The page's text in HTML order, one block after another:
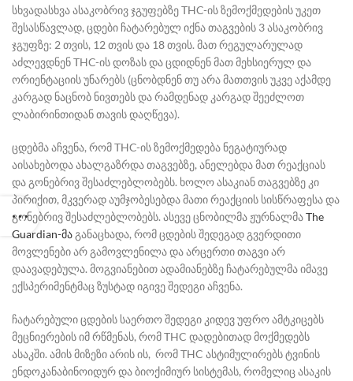
სხვადასხვა ასაკობრივ ჯგუფებზე THC-ის ზემოქმედების უკეთ
შესასწავლად, ცდები ჩატარებულ იქნა თაგვების 3 ასაკობრივ
ჯგუფზე: 2 თვის, 12 თვის და 18 თვის. მათ რეგულარულად
აძლევდნენ THC-ის დოზას და ცდიდნენ მათ მეხსიერულ და
ორიენტაციის უნარებს (ცნობდნენ თუ არა მათთვის უკვე აქამდე
კარგად ნაცნობ ნივთებს და რამდენად კარგად შეეძლოთ
ლაბირინთიდან თავის დაღწევა).
ცდებმა აჩვენა, რომ THC-ის ზემოქმედება ნეგატიურად
აისახებოდა ახალგაზრდა თაგვებზე, ანელებდა მათ რეაქციას
და გონებრივ შესაძლებლობებს. ხოლო ასაკიან თაგვებზე კი
პირიქით, მკვერად აუმჯობესებდა მათი რეაქციის სისწრაფესა და
გონებრივ შესაძლებლობებს. ასევე ცნობილმა ჟურნალმაThe
Guardian-მაგანაცხადა, რომ ცდების შედეგად გვერდითი
მოვლენები არ გამოვლენილა და არცერთი თაგვი არ
დაავადებულა. მოგვიანებით ადამიანებზე ჩატარებულმა იმავე
ექსპერიმენტმაც ზუსტად იგივე შედეგი აჩვენა.
ჩატარებული ცდების საერთო შედეგი კიდევ უფრო ამტკიცებს
მეცნიერების იმ რწმენას, რომ THC დადებითად მოქმედებს
ასაკში. ამის მიზეზი არის ის, რომ THC ასტიმულირებს ტვინის
ენდოკანაბინოიდურ და ბიოქიმიურ სისტემას, რომელიც ასაკის